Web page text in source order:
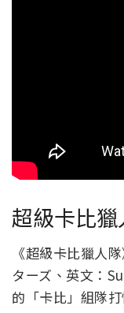
超級卡比
《超級卡比獵人
ターズ、英文：
的「卡比」組隊